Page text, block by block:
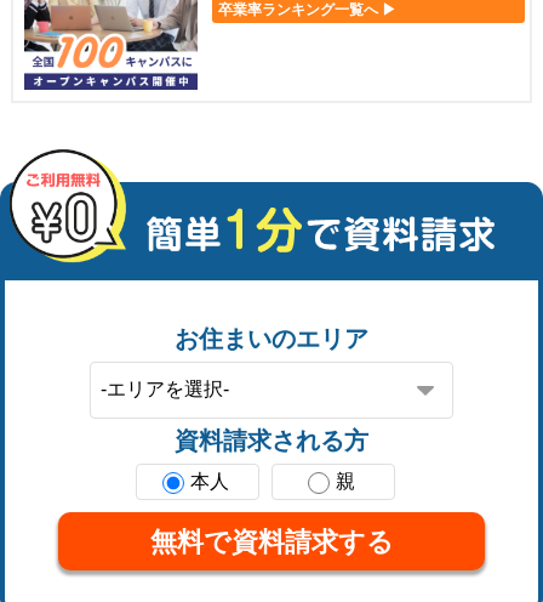
卒業率ランキング一覧へ ▶
お住まいのエリア
資料請求される方
本人 親
無料で資料請求する